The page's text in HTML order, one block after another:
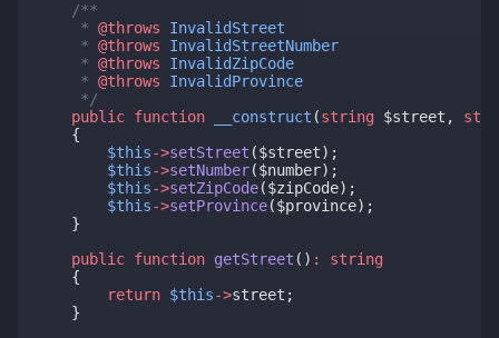
/**
     *
@throws
InvalidStreet
     *
@throws
InvalidStreetNumber
     *
@throws
InvalidZipCode
     *
@throws
InvalidProvince
     */
public function __construct (string $street,
    {
$this->setStreet ($street);
$this->setNumber($number);
$this->setZipCode($zipCode);
$this->setProvince($province);
    }
public function getStreet () :
string
    {
return $this->street;
    }